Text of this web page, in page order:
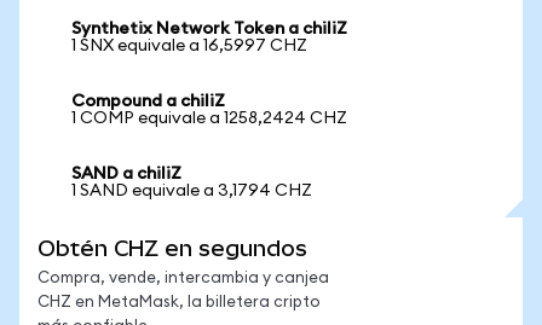
Synthetix Network Token a chiliZ
1 SNX equivale a 16,5997 CHZ
Compound a chiliZ
1 COMP equivale a 1258,2424 CHZ
SAND a chiliZ
1 SAND equivale a 3,1794 CHZ
Obtén CHZ en segundos
Compra, vende, intercambia y canjea
CHZ en MetaMask, la billetera cripto